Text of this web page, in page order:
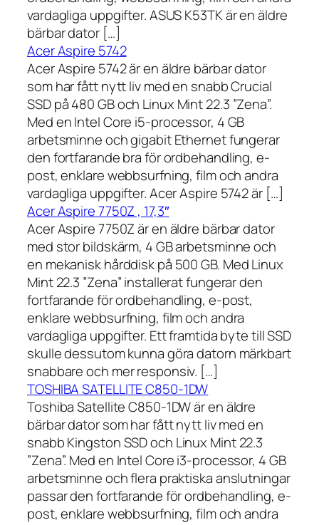
vardagliga uppgifter. ASUS K53TK är en äldre
bärbar dator […]
Acer Aspire 5742
Acer Aspire 5742 är en äldre bärbar dator
som har fått nytt liv med en snabb Crucial
SSD på 480 GB och Linux Mint 22.3 ”Zena”.
Med en Intel Core i5-processor, 4 GB
arbetsminne och gigabit Ethernet fungerar
den fortfarande bra för ordbehandling, e-
post, enklare webbsurfning, film och andra
vardagliga uppgifter. Acer Aspire 5742 är […]
Acer Aspire 7750Z , 17,3″
Acer Aspire 7750Z är en äldre bärbar dator
med stor bildskärm, 4 GB arbetsminne och
en mekanisk hårddisk på 500 GB. Med Linux
Mint 22.3 ”Zena” installerat fungerar den
fortfarande för ordbehandling, e-post,
enklare webbsurfning, film och andra
vardagliga uppgifter. Ett framtida byte till SSD
skulle dessutom kunna göra datorn märkbart
snabbare och mer responsiv. […]
TOSHIBA SATELLITE C850-1DW
Toshiba Satellite C850-1DW är en äldre
bärbar dator som har fått nytt liv med en
snabb Kingston SSD och Linux Mint 22.3
”Zena”. Med en Intel Core i3-processor, 4 GB
arbetsminne och flera praktiska anslutningar
passar den fortfarande för ordbehandling, e-
post, enklare webbsurfning, film och andra